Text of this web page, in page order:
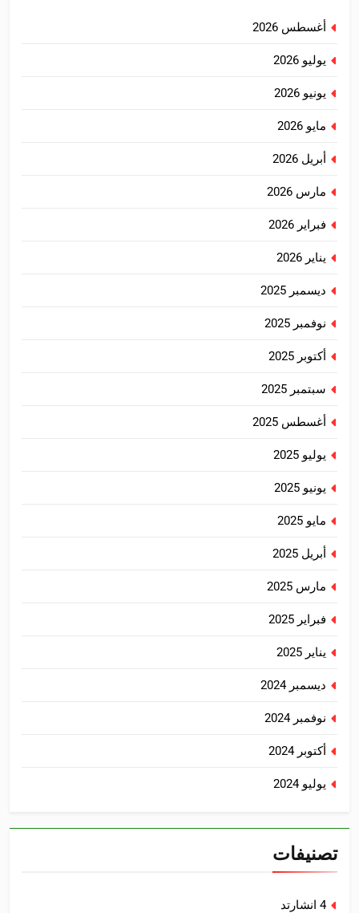
أغسطس 2026
يوليو 2026
يونيو 2026
مايو 2026
أبريل 2026
مارس 2026
فبراير 2026
يناير 2026
ديسمبر 2025
نوفمبر 2025
أكتوبر 2025
سبتمبر 2025
أغسطس 2025
يوليو 2025
يونيو 2025
مايو 2025
أبريل 2025
مارس 2025
فبراير 2025
يناير 2025
ديسمبر 2024
نوفمبر 2024
أكتوبر 2024
يوليو 2024
تصنيفات
4 انشارتد